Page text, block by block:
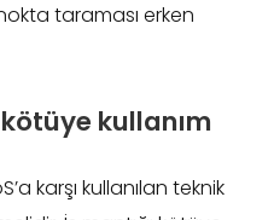
taraması erken
kullanım
karşı kullanılan teknik